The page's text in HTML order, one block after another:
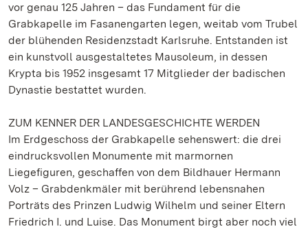
vor genau 125 Jahren – das Fundament für die
Grabkapelle im Fasanengarten legen, weitab vom Trubel
der blühenden Residenzstadt Karlsruhe. Entstanden ist
ein kunstvoll ausgestaltetes Mausoleum, in dessen
Krypta bis 1952 insgesamt 17 Mitglieder der badischen
Dynastie bestattet wurden.
ZUM KENNER DER LANDESGESCHICHTE WERDEN
Im Erdgeschoss der Grabkapelle sehenswert: die drei
eindrucksvollen Monumente mit marmornen
Liegefiguren, geschaffen von dem Bildhauer Hermann
Volz – Grabdenkmäler mit berührend lebensnahen
Porträts des Prinzen Ludwig Wilhelm und seiner Eltern
Friedrich I. und Luise. Das Monument birgt aber noch viel